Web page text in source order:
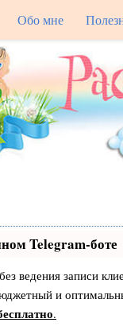
Обо мне
Telegram-боте
ведения записи
и
.